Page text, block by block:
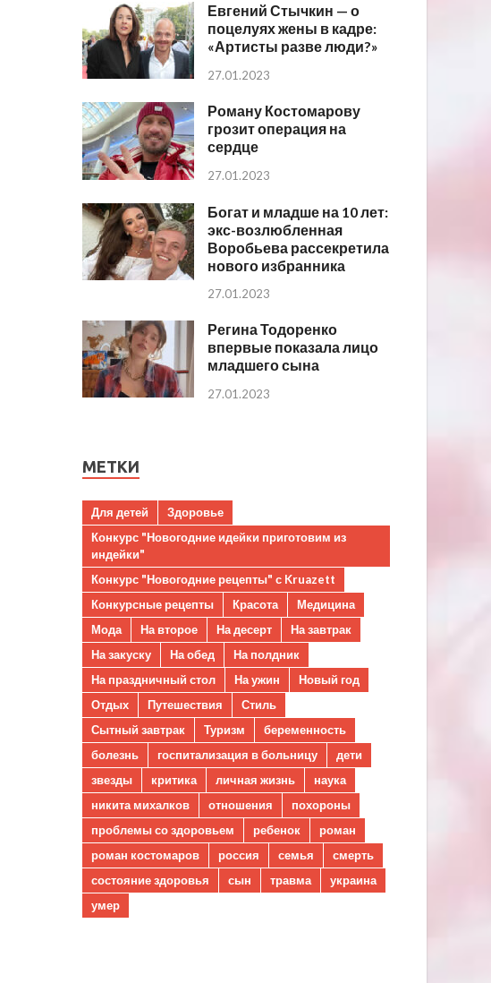
Евгений Стычкин — о
поцелуях жены в кадре:
«Артисты разве люди?»
27.01.2023
Роману Костомарову
грозит операция на
сердце
27.01.2023
Богат и младше на 10 лет:
экс-возлюбленная
Воробьева рассекретила
нового избранника
27.01.2023
Регина Тодоренко
впервые показала лицо
младшего сына
27.01.2023
МЕТКИ
Для детей
Здоровье
Конкурс "Новогодние идейки приготовим из
индейки"
Конкурс "Новогодние рецепты" с Kruazett
Конкурсные рецепты
Красота
Медицина
Мода
На второе На десерт
На завтрак
На закуску
На обед
На полдник
На праздничный стол
На ужин
Новый год
Отдых
Путешествия
Стиль
Сытный завтрак
Туризм
беременность
болезнь
госпитализация в больницу
дети
звезды
критика личная жизнь
наука
никита михалков
отношения
похороны
проблемы со здоровьем
ребенок
роман
роман костомаров
россия семья
смерть
состояние здоровья
сын травма
украина
умер